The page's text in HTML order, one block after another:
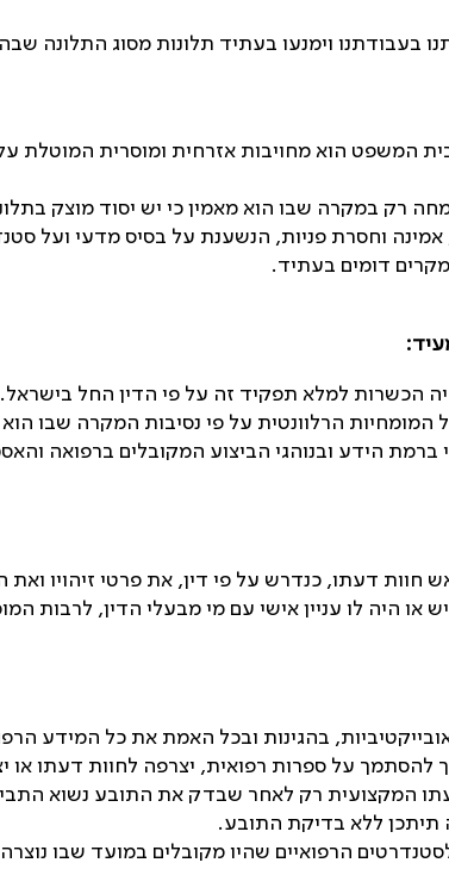
בעבודתנו וימנעו בעתיד תלונות מסוג התלונה
המשפט הוא מחויבות אזרחית ומוסרית
רק במקרה שבו הוא מאמין כי יש יסוד מוצק
וחסרת פניות, הנשענת על בסיס מדעי ועל
דומים בעתיד.
הכשרות למלא תפקיד זה על פי הדין החל בישראל.
המומחיות הרלוונטית על פי נסיבות המקרה שבו
ברמת הידע ובנוהגי הביצוע המקובלים ברפואה
חוות דעתו, כנדרש על פי דין, את פרטי זיהויו
או היה לו עניין אישי עם מי מבעלי הדין,
בהגינות ובכל האמת את כל המידע
להסתמך על ספרות רפואית, יצרפה לחוות דעתו או
המקצועית רק לאחר שבדק את התובע נשוא
ללא בדיקת התובע.
הרפואיים שהיו מקובלים במועד שבו